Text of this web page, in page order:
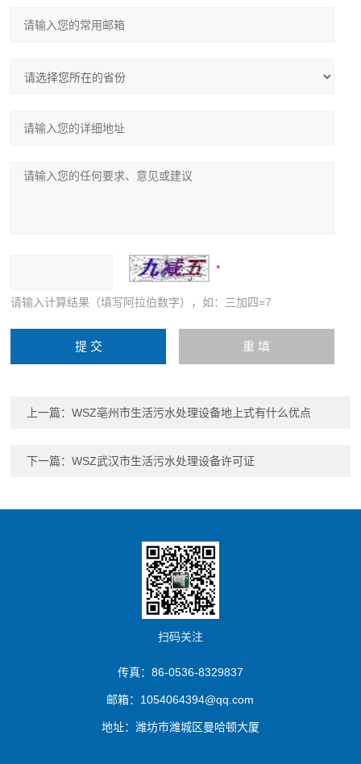
请输入计算结果（填写阿拉伯数字），如：三加四=7
上一篇：WSZ亳州市生活污水处理设备地上式有什么优点
下一篇：WSZ武汉市生活污水处理设备许可证
扫码关注
传真：86-0536-8329837
邮箱：1054064394@qq.com
地址：潍坊市潍城区曼哈顿大厦